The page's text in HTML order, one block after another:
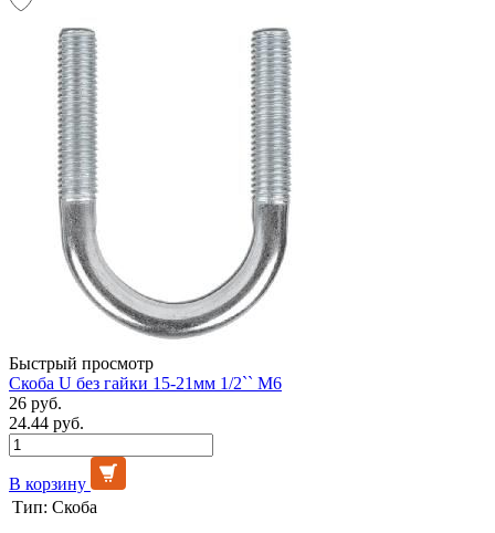
Быстрый просмотр
Скоба U без гайки 15-21мм 1/2`` М6
26 руб.
24.44 руб.
В корзину
Тип: Скоба